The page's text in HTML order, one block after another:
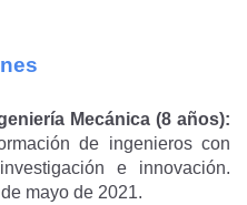
Mecánica (8 años):
de ingenieros con
e innovación.
mayo de 2021.